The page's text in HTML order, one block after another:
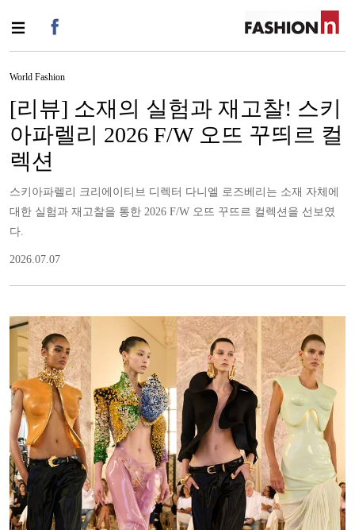
World Fashion
[리뷰] 소재의 실험과 재고찰! 스키
아파렐리 2026 F/W 오뜨 꾸띄르 컬
렉션
스키아파렐리 크리에이티브 디렉터 다니엘 로즈베리는 소재 자체에
대한 실험과 재고찰을 통한 2026 F/W 오뜨 꾸뜨르 컬렉션을 선보였
다.
2026.07.07